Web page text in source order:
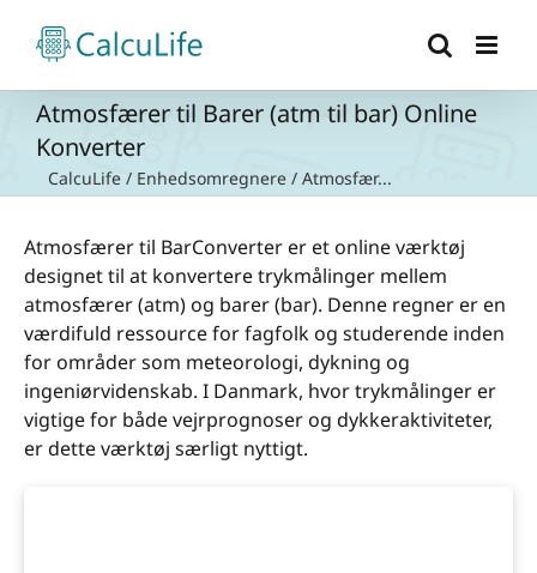
content
Atmosfærer til Barer (atm til bar) Online
Konverter
CalcuLife / Enhedsomregnere / Atmosfær...
Atmosfærer til BarConverter er et online værktøj
designet til at konvertere trykmålinger mellem
atmosfærer (atm) og barer (bar). Denne regner er en
værdifuld ressource for fagfolk og studerende inden
for områder som meteorologi, dykning og
ingeniørvidenskab. I Danmark, hvor trykmålinger er
vigtige for både vejrprognoser og dykkeraktiviteter,
er dette værktøj særligt nyttigt.